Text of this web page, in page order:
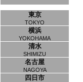
東京
TOKYO
横浜
YOKOHAMA
清水
SHIMIZU
名古屋
NAGOYA
四日市